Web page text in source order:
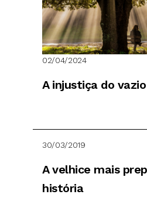
02/04/2024
A injustiça do
30/03/2019
A velhice mais
história